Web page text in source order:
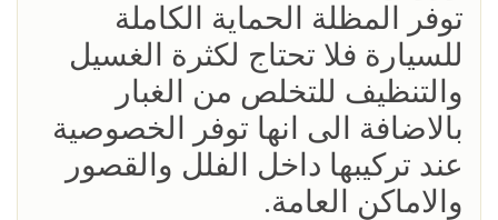
توفر المظلة الحماية الكاملة
للسيارة فلا تحتاج لكثرة الغسيل
والتنظيف للتخلص من الغبار
بالاضافة الى انها توفر الخصوصية
عند تركيبها داخل الفلل والقصور
والاماكن العامة.